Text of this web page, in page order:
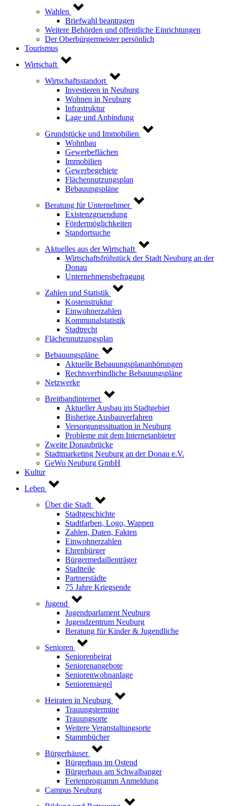
Wahlen
Briefwahl beantragen
Weitere Behörden und öffentliche Einrichtungen
Der Oberbürgermeister persönlich
Tourismus
Wirtschaft
Wirtschaftsstandort
Investieren in Neuburg
Wohnen in Neuburg
Infrastruktur
Lage und Anbindung
Grundstücke und Immobilien
Wohnbau
Gewerbeflächen
Immobilien
Gewerbegebiete
Flächennutzungsplan
Bebauungspläne
Beratung für Unternehmer
Existenzgruendung
Fördermöglichkeiten
Standortsuche
Aktuelles aus der Wirtschaft
Wirtschaftsfrühstück der Stadt Neuburg an der
Donau
Unternehmensbefragung
Zahlen und Statistik
Kostenstruktur
Einwohnerzahlen
Kommunalstatistik
Stadtrecht
Flächennutzungsplan
Bebauungspläne
Aktuelle Bebauungsplananhörungen
Rechtsverbindliche Bebauungspläne
Netzwerke
Breitbandinternet
Aktueller Ausbau im Stadtgebiet
Bisherige Ausbauverfahren
Versorgungssituation in Neuburg
Probleme mit dem Internetanbieter
Zweite Donaubrücke
Stadtmarketing Neuburg an der Donau e.V.
GeWo Neuburg GmbH
Kultur
Leben
Über die Stadt
Stadtgeschichte
Stadtfarben, Logo, Wappen
Zahlen, Daten, Fakten
Einwohnerzahlen
Ehrenbürger
Bürgermedaillenträger
Stadtteile
Partnerstädte
75 Jahre Kriegsende
Jugend
Jugendparlament Neuburg
Jugendzentrum Neuburg
Beratung für Kinder & Jugendliche
Senioren
Seniorenbeirat
Seniorenangebote
Seniorenwohnanlage
Seniorensiegel
Heiraten in Neuburg
Trauungstermine
Trauungsorte
Weitere Veranstaltungsorte
Stammbücher
Bürgerhäuser
Bürgerhaus im Ostend
Bürgerhaus am Schwalbanger
Ferienprogramm Anmeldung
Campus Neuburg